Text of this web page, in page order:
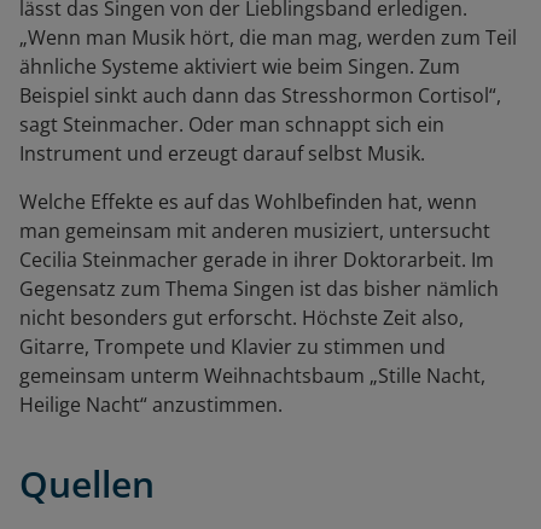
lässt das Singen von der Lieblingsband erledigen.
„Wenn man Musik hört, die man mag, werden zum Teil
ähnliche Systeme aktiviert wie beim Singen. Zum
Beispiel sinkt auch dann das Stresshormon Cortisol“,
sagt Steinmacher. Oder man schnappt sich ein
Instrument und erzeugt darauf selbst Musik.
Welche Effekte es auf das Wohlbefinden hat, wenn
man gemeinsam mit anderen musiziert, untersucht
Cecilia Steinmacher gerade in ihrer Doktorarbeit. Im
Gegensatz zum Thema Singen ist das bisher nämlich
nicht besonders gut erforscht. Höchste Zeit also,
Gitarre, Trompete und Klavier zu stimmen und
gemeinsam unterm Weihnachtsbaum „Stille Nacht,
Heilige Nacht“ anzustimmen.
Quellen